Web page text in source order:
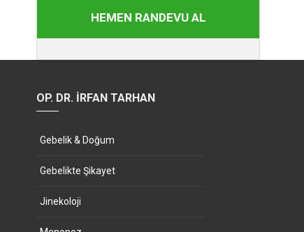
HEMEN RANDEVU AL
OP. DR. İRFAN TARHAN
Gebelik & Doğum
Gebelikte Şikayet
Jinekoloji